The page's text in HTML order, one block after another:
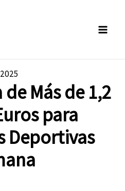
Más de 1,2
para
Deportivas